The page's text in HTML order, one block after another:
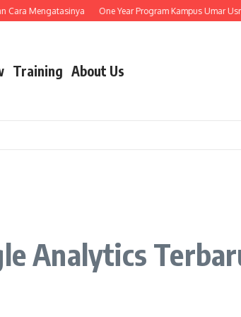
Mengatasinya One Year Program Kampus Umar
Training About Us
Analytics